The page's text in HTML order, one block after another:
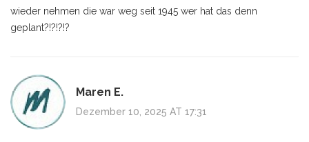
wieder nehmen die war weg seit 1945 wer hat das denn
geplant?!?!?!?
Maren E.
Dezember 10, 2025 AT 17:31